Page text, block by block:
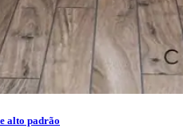
alto padrão